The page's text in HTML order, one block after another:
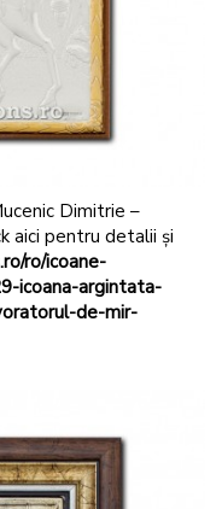
Dimitrie –
aici pentru detalii și
ro/icoane-
icoana-argintata-
de-mir-